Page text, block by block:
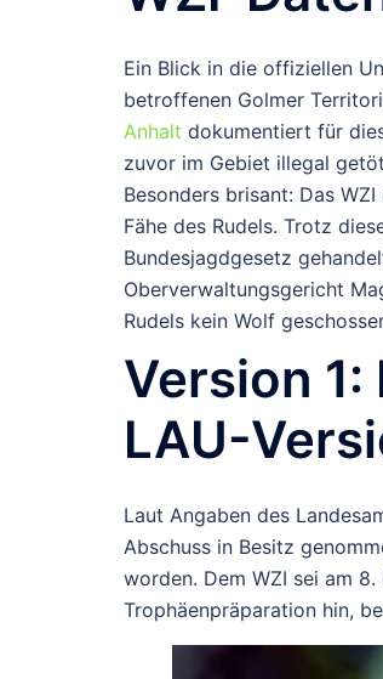
Ein Blick in die offiziellen
betroffenen Golmer
Anhalt dokumentiert für
zuvor im Gebiet illegal
Besonders brisant: Das
Fähe des Rudels. Trotz
Bundesjagdgesetz
Oberverwaltungsgericht
Rudels kein Wolf
Version
LAU-
Laut Angaben des
Abschuss in Besitz
worden. Dem WZI sei am
Trophäenpräparation hin,